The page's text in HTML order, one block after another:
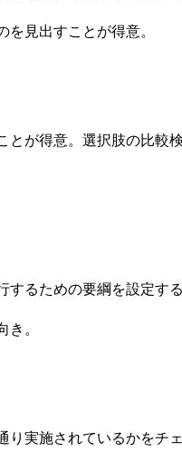
見出すことが得意。
が得意。選択肢の比較
るための要綱を設定する
。
り実施されているかをチ